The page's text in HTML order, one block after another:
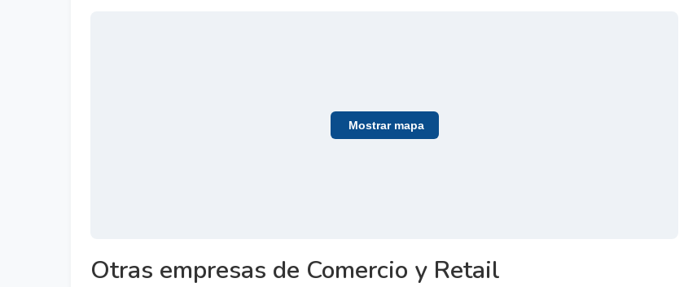
Mostrar mapa
Otras empresas de Comercio y Retail